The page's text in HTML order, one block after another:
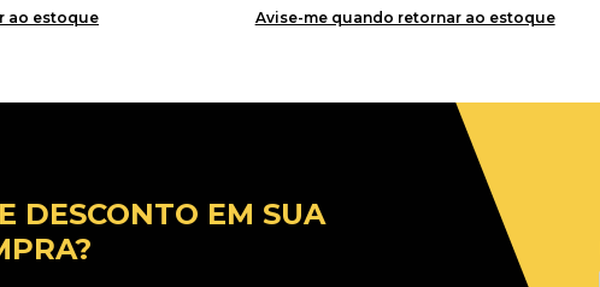
ao estoque Avise-me quando retornar ao estoque
DESCONTO EM SUA